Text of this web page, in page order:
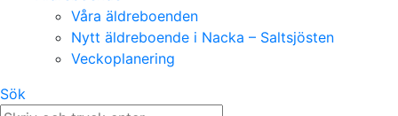
Våra äldreboenden
Nytt äldreboende i Nacka – Saltsjösten
Veckoplanering
Search:
Sök